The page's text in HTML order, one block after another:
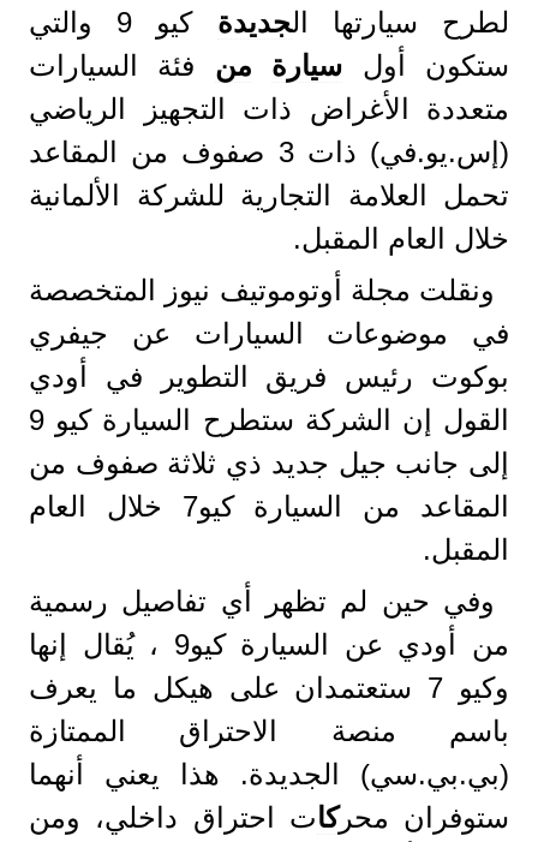
لطرح سيارتها الجديدة
كيو 9 والتي
ستكون أول سيارة من فئة السيارات
متعددة الأغراض ذات التجهيز الرياضي
(إس.يو.في) ذات 3 صفوف من المقاعد
تحمل العلامة التجارية للشركة الألمانية
خلال العام المقبل.
ونقلت مجلة أوتوموتيف نيوز المتخصصة
في موضوعات السيارات عن جيفري
بوكوت رئيس فريق التطوير في أودي
القول إن الشركة ستطرح السيارة كيو 9
إلى جانب جيل جديد ذي ثلاثة صفوف من
المقاعد من السيارة كيو7 خلال العام
المقبل.
وفي حين لم تظهر أي تفاصيل رسمية
من أودي عن السيارة كيو9 ، يُقال إنها
وكيو 7 ستعتمدان على هيكل ما يعرف
باسم منصة الاحتراق الممتازة
(بي.بي.سي) الجديدة. هذا يعني أنهما
ستوفران محركات احتراق داخلي، ومن